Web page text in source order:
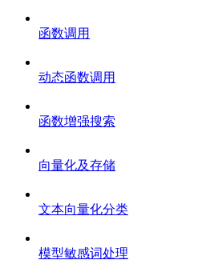
函数调用
动态函数调用
函数增强搜索
向量化及存储
文本向量化分类
模型敏感词处理